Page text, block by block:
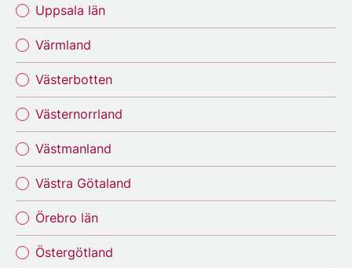
Uppsala län
Värmland
Västerbotten
Västernorrland
Västmanland
Västra Götaland
Örebro län
Östergötland